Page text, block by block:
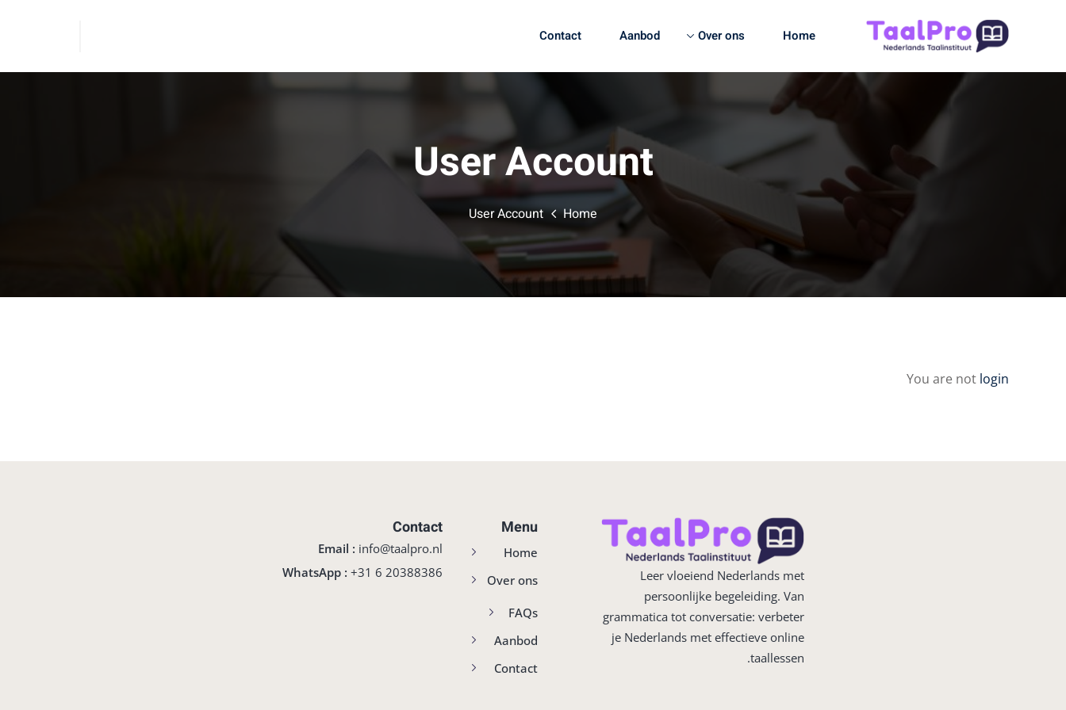
Home
Over ons
Aanbod
Contact
User Account
Home
User Account
You are not login
Leer vloeiend Nederlands met
persoonlijke begeleiding. Van
grammatica tot conversatie: verbeter
je Nederlands met effectieve online
taallessen.
Menu
Home
Over ons
FAQs
Aanbod
Contact
Contact
Email : info@taalpro.nl
WhatsApp : ‪+31 6 20388386‬
Sign in
Sign up
Sign in
Don’t have an account?Sign up
Sign up
Already have an account?